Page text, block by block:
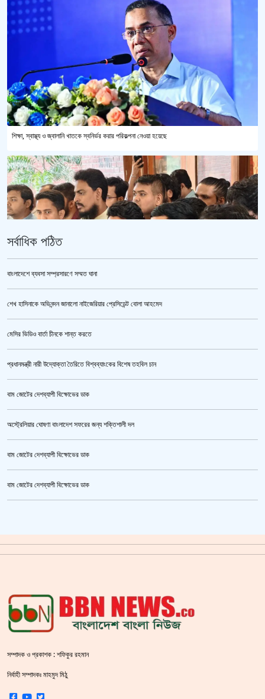
শিক্ষা, স্বাস্থ্য ও জ্বালানি খাতকে স্বনির্ভর করার পরিকল্পনা নেওয়া হয়েছে
ভারতকে ভয় পেয়েই কি ফেলানী ও মোদিবিরোধী আন্দোলনের ছবি সরানো হয়েছে?’
সর্বাধিক পঠিত
বাংলাদেশে ব্যবসা সম্প্রসারণে সম্মত ঘানা
শেখ হাসিনাকে অভিনন্দন জানালো নাইজেরিয়ার প্রেসিডেন্ট বোলা আহমেদ
মেসির ভিডিও বার্তা চীনকে শান্ত করতে
প্রধানমন্ত্রী নারী উদ্যোক্তা তৈরিতে বিশ্বব্যাংকের বিশেষ তহবিল চান
বাম জোটের দেশব্যাপী বিক্ষোভের ডাক
অস্ট্রেলিয়ার ঘোষণা বাংলাদেশ সফরের জন্য শক্তিশালী দল
বাম জোটের দেশব্যাপী বিক্ষোভের ডাক
বাম জোটের দেশব্যাপী বিক্ষোভের ডাক
গাজীপুর মহাসড়ক অবরোধ,সিটি করপোরেশনের গাড়ি চাপায় শ্রমিক নিহত
জাল ভিসায় ইউরোপে মানুষ পাঠানোর অভিযোগে,শাহজালাল থেকে গ্রেপ্তার পাঁচজন
‘শ্লীলতাহানির সত্যতা’ মিলেছে শিক্ষক মুরাদের বিরুদ্ধে
স্বরাষ্ট্রমন্ত্রীর হুঁশিয়ারি বিএনপিকে ক‌ঠোর হ‌স্তে দমন করা হবে :
সম্পাদক ও প্রকাশক : শফিকুর রহমান
নির্বাহী সম্পাদকঃ মাহমুদ মিঠু